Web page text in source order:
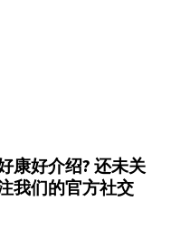
康好介绍? 还未关
我们的官方社交